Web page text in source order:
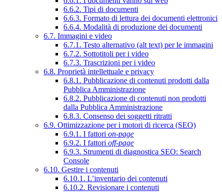
6.6.2. Tipi di documenti
6.6.3. Formato di lettura dei documenti elettronici
6.6.4. Modalità di produzione dei documenti
6.7. Immagini e video
6.7.1. Testo alternativo (alt text) per le immagini
6.7.2. Sottotitoli per i video
6.7.3. Trascrizioni per i video
6.8. Proprietà intellettuale e privacy
6.8.1. Pubblicazione di contenuti prodotti dalla
Pubblica Amministrazione
6.8.2. Pubblicazione di contenuti non prodotti
dalla Pubblica Amministrazione
6.8.3. Consenso dei soggetti ritratti
6.9. Ottimizzazione per i motori di ricerca (SEO)
6.9.1. I fattori on-page
6.9.2. I fattori off-page
6.9.3. Strumenti di diagnostica SEO: Search
Console
6.10. Gestire i contenuti
6.10.1. L’inventario dei contenuti
6.10.2. Revisionare i contenuti